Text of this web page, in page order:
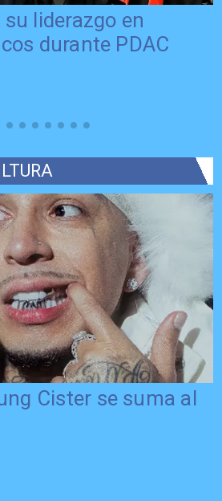
liderazgo en
durante PDAC
Cister se suma al